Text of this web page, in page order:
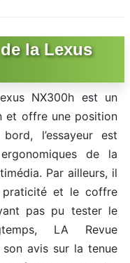
la Lexus
NX300h est un
et offre une position
l’essayeur est
de la
Par ailleurs, il
praticité et le coffre
pas pu tester le
LA Revue
avis sur la tenue